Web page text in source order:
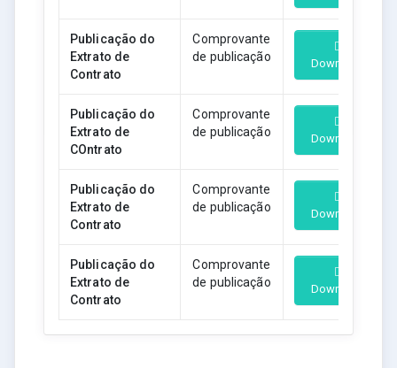
Publicação do
Extrato de
Contrato
Comprovante
de publicação
Download
Publicação do
Extrato de
COntrato
Comprovante
de publicação
Download
Publicação do
Extrato de
Contrato
Comprovante
de publicação
Download
Publicação do
Extrato de
Contrato
Comprovante
de publicação
Download